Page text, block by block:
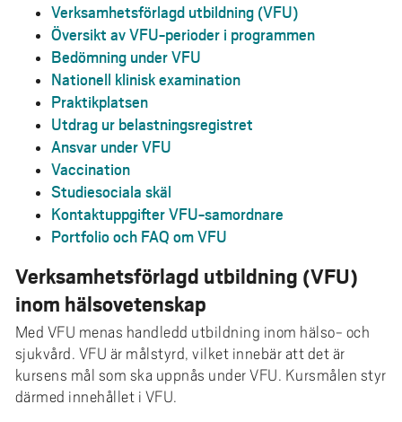
Verksamhetsförlagd utbildning (VFU)
Översikt av VFU-perioder i programmen
Bedömning under VFU
Nationell klinisk examination
Praktikplatsen
Utdrag ur belastningsregistret
Ansvar under VFU
Vaccination
Studiesociala skäl
Kontaktuppgifter VFU-samordnare
Portfolio och FAQ om VFU
Verksamhetsförlagd utbildning (VFU)
inom hälsovetenskap
Med VFU menas handledd utbildning inom hälso- och
sjukvård. VFU är målstyrd, vilket innebär att det är
kursens mål som ska uppnås under VFU. Kursmålen styr
därmed innehållet i VFU.